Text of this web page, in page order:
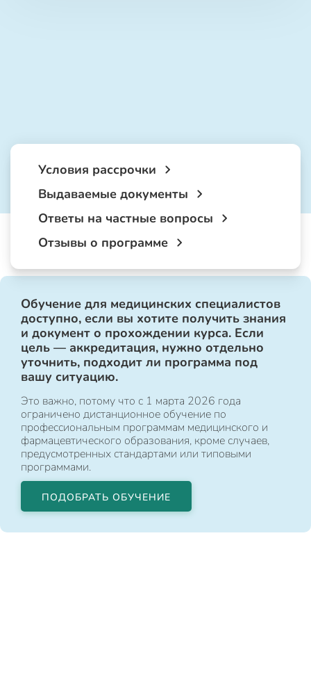
Условия рассрочки
Выдаваемые документы
Ответы на частные вопросы
Отзывы о программе
Обучение для медицинских специалистов
доступно, если вы хотите получить знания
и документ о прохождении курса. Если
цель — аккредитация, нужно отдельно
уточнить, подходит ли программа под
вашу ситуацию.
Это важно, потому что с 1 марта 2026 года
ограничено дистанционное обучение по
профессиональным программам медицинского и
фармацевтического образования, кроме случаев,
предусмотренных стандартами или типовыми
программами.
ПОДОБРАТЬ ОБУЧЕНИЕ